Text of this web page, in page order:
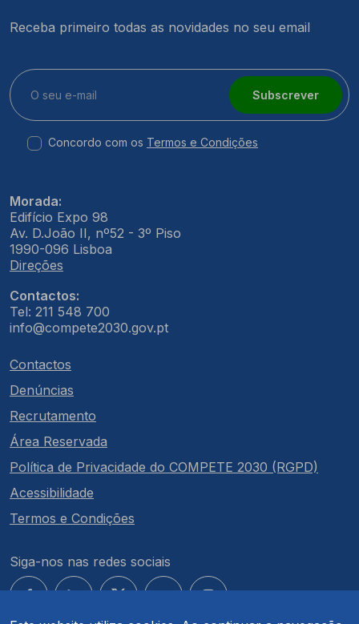
Receba primeiro todas as novidades no seu email
Subscrever
Concordo com os Termos e Condições
Morada:
Edifício Expo 98
Av. D.João II, nº52 - 3º Piso
1990-096 Lisboa
Direções
Contactos:
Tel: 211 548 700
info@compete2030.gov.pt
Contactos
Denúncias
Recrutamento
Área Reservada
Política de Privacidade do COMPETE 2030 (RGPD)
Acessibilidade
Termos e Condições
Siga-nos nas redes sociais